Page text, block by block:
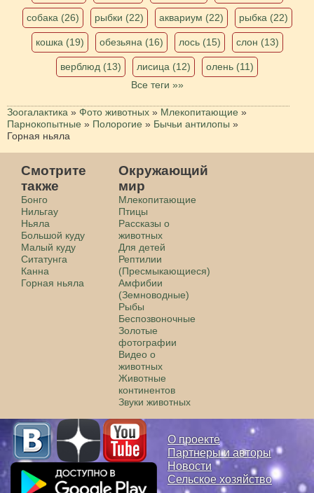
собака (26) рыбки (22) аквариум (22) рыбка (22)
кошка (19) обезьяна (16) лось (15) слон (13)
верблюд (13) лисица (12)
олень (11)
Все теги »»
Зоогалактика » Фото животных » Млекопитающие »
Парнокопытные » Полорогие » Бычьи антилопы »
Горная ньяла
Смотрите
также
Бонго
Нильгау
Ньяла
Большой куду
Малый куду
Ситатунга
Канна
Горная ньяла
Окружающий
мир
Млекопитающие
Птицы
Рассказы о
животных
Для детей
Рептилии
(Пресмыкающиеся)
Амфибии
(Земноводные)
Рыбы
Беспозвоночные
Золотые
фотографии
Видео о
животных
Животные
континентов
Звуки животных
О проекте
Партнеры и авторы
Новости
Сельское хозяйство